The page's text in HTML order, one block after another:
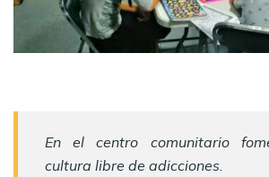
En el centro comunitario
cultura libre de adicciones.